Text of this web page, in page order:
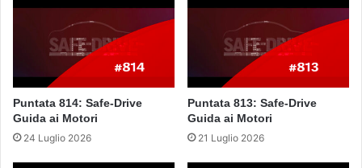
Puntata 814: Safe-Drive
Guida ai Motori
24 Luglio 2026
Puntata 813: Safe-Drive
Guida ai Motori
21 Luglio 2026